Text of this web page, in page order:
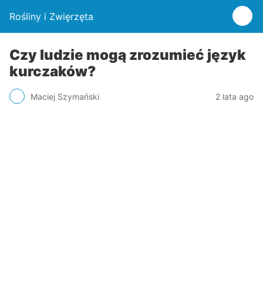
Rośliny i Zwięrzęta
Czy ludzie mogą zrozumieć język
kurczaków?
Maciej Szymański 2 lata ago